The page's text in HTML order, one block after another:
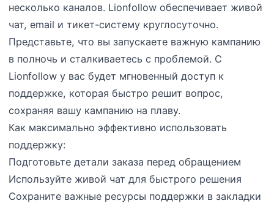
несколько каналов. Lionfollow обеспечивает живой
чат, email и тикет-систему круглосуточно.
Представьте, что вы запускаете важную кампанию
в полночь и сталкиваетесь с проблемой. С
Lionfollow у вас будет мгновенный доступ к
поддержке, которая быстро решит вопрос,
сохраняя вашу кампанию на плаву.
Как максимально эффективно использовать
поддержку:
Подготовьте детали заказа перед обращением
Используйте живой чат для быстрого решения
Сохраните важные ресурсы поддержки в закладки